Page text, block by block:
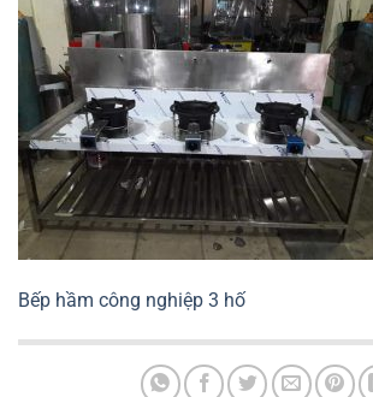
Bếp hầm công nghiệp 3 hố